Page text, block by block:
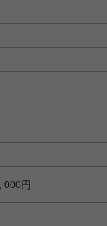
000円